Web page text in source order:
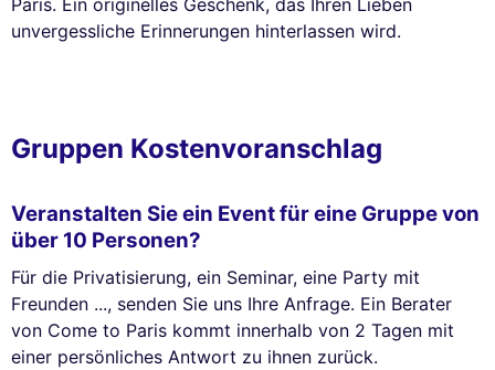
unvergessliche Erinnerungen hinterlassen wird.
Gruppen Kostenvoranschlag
Veranstalten Sie ein Event für eine Gruppe von
über 10 Personen?
Für die Privatisierung, ein Seminar, eine Party mit
Freunden ..., senden Sie uns Ihre Anfrage. Ein Berater
von Come to Paris kommt innerhalb von 2 Tagen mit
einer persönliches Antwort zu ihnen zurück.